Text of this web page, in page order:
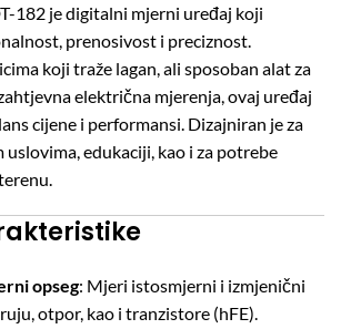
182 je digitalni mjerni uređaj koji
prenosivost i preciznost.
koji traže lagan, ali sposoban alat za
električna mjerenja, ovaj uređaj
cijene i performansi. Dizajniran je za
edukaciji, kao i za potrebe
opseg: Mjeri istosmjerni i izmjenični
otpor, kao i tranzistore (hFE).